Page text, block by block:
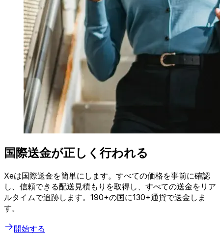
国際送金が正しく行われる
Xeは国際送金を簡単にします。すべての価格を事前に確認
し、信頼できる配送見積もりを取得し、すべての送金をリア
ルタイムで追跡します。190+の国に130+通貨で送金しま
す。
開始する